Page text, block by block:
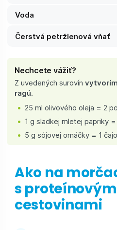
Voda
Čerstvá petržlenová vňať
Nechcete vážiť?
Z uvedených surovín
ragú.
25 ml olivového oleja = 2
1 g sladkej mletej papriky
5 g sójovej omáčky = 1
Ako na
s
cestovinami